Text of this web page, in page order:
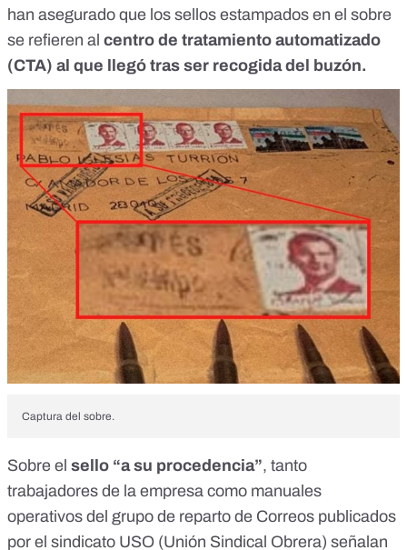
han asegurado que los sellos estampados en el sobre
se refieren al centro de tratamiento automatizado
(CTA) al que llegó tras ser recogida del buzón.
Captura del sobre.
Sobre el sello “a su procedencia”, tanto
trabajadores de la empresa como manuales
operativos del grupo de reparto de Correos publicados
por el sindicato USO (Unión Sindical Obrera) señalan